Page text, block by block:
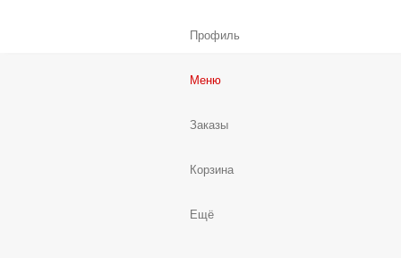
Профиль
Меню
Заказы
Корзина
Ещё